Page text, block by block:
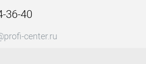
36-40
center.ru